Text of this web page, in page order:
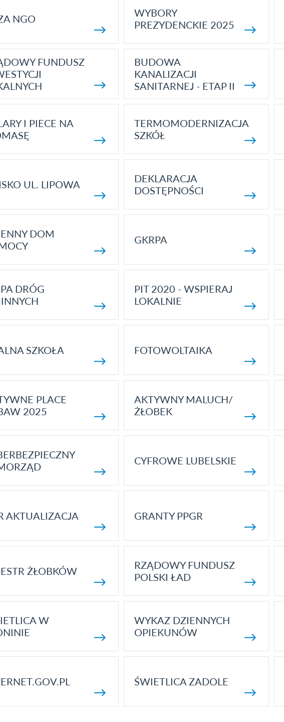
NGO
WYBORY
PREZYDENCKIE 2025
FUNDUSZ
BUDOWA
KANALIZACJI
SANITARNEJ - ETAP II
I PIECE NA
TERMOMODERNIZACJA
SZKÓŁ
UL. LIPOWA
DEKLARACJA
DOSTĘPNOŚCI
DOM
GKRPA
DRÓG
PIT 2020 - WSPIERAJ
LOKALNIE
SZKOŁA FOTOWOLTAIKA
PLACE
2025
AKTYWNY MALUCH/
ŻŁOBEK
CYFROWE LUBELSKIE
AKTUALIZACJA GRANTY PPGR
ŻŁOBKÓW
RZĄDOWY FUNDUSZ
POLSKI ŁAD
W
WYKAZ DZIENNYCH
OPIEKUNÓW
ŚWIETLICA ZADOLE